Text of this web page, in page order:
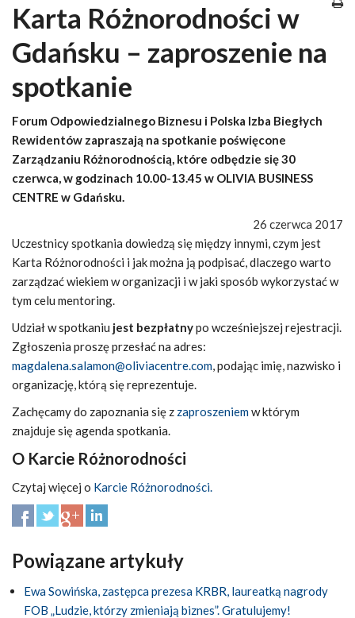
Karta Różnorodności w
Gdańsku – zaproszenie na
spotkanie
Forum Odpowiedzialnego Biznesu i Polska Izba Biegłych
Rewidentów zapraszają na spotkanie poświęcone
Zarządzaniu Różnorodnością, które odbędzie się 30
czerwca, w godzinach 10.00-13.45 w OLIVIA BUSINESS
CENTRE w Gdańsku.
26 czerwca 2017
Uczestnicy spotkania dowiedzą się między innymi, czym jest
Karta Różnorodności i jak można ją podpisać, dlaczego warto
zarządzać wiekiem w organizacji i w jaki sposób wykorzystać w
tym celu mentoring.
Udział w spotkaniu jest bezpłatnypo wcześniejszej rejestracji.
Zgłoszenia proszę przesłać na adres:
magdalena.salamon@oliviacentre.com, podając imię, nazwisko i
organizację, którą się reprezentuje.
Zachęcamy do zapoznania się z zaproszeniemw którym
znajduje się agenda spotkania.
O Karcie Różnorodności
Czytaj więcej o Karcie Różnorodności.
Powiązane artykuły
Ewa Sowińska, zastępca prezesa KRBR, laureatką nagrody
FOB „Ludzie, którzy zmieniają biznes”. Gratulujemy!